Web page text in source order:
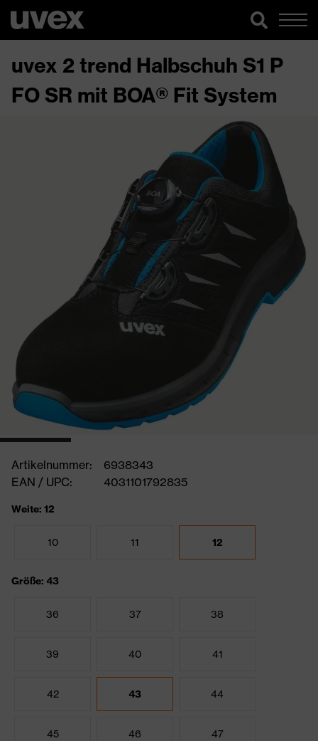
uvex 2 trend Halbschuh S1 P
FO SR mit BOA® Fit System
Artikelnummer:
6938343
EAN / UPC:
4031101792835
Weite: 12
10 11 12
Größe: 43
36 37 38
39 40 41
42 43 44
45 46 47